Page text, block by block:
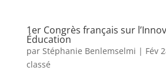
1er Congrès français sur
Éducation
par Stéphanie Benlemselmi | Fév
classé